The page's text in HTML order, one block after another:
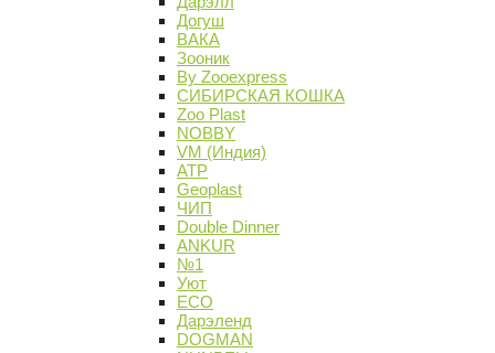
Догуш
ВАКА
Зооник
By Zooexpress
СИБИРСКАЯ КОШКА
Zoo Plast
NOBBY
VM (Индия)
АТР
Geoplast
ЧИП
Double Dinner
ANKUR
№1
Уют
ECO
Дарэленд
DOGMAN